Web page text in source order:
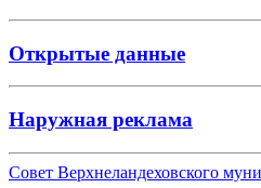
Открытые данные
Наружная реклама
Совет Верхнеландеховского